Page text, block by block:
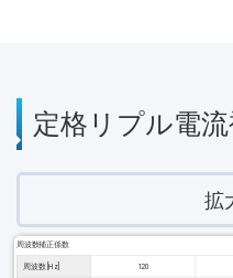
定格リプル電
拡
周波数補正係数
周波数 [Hz] 120